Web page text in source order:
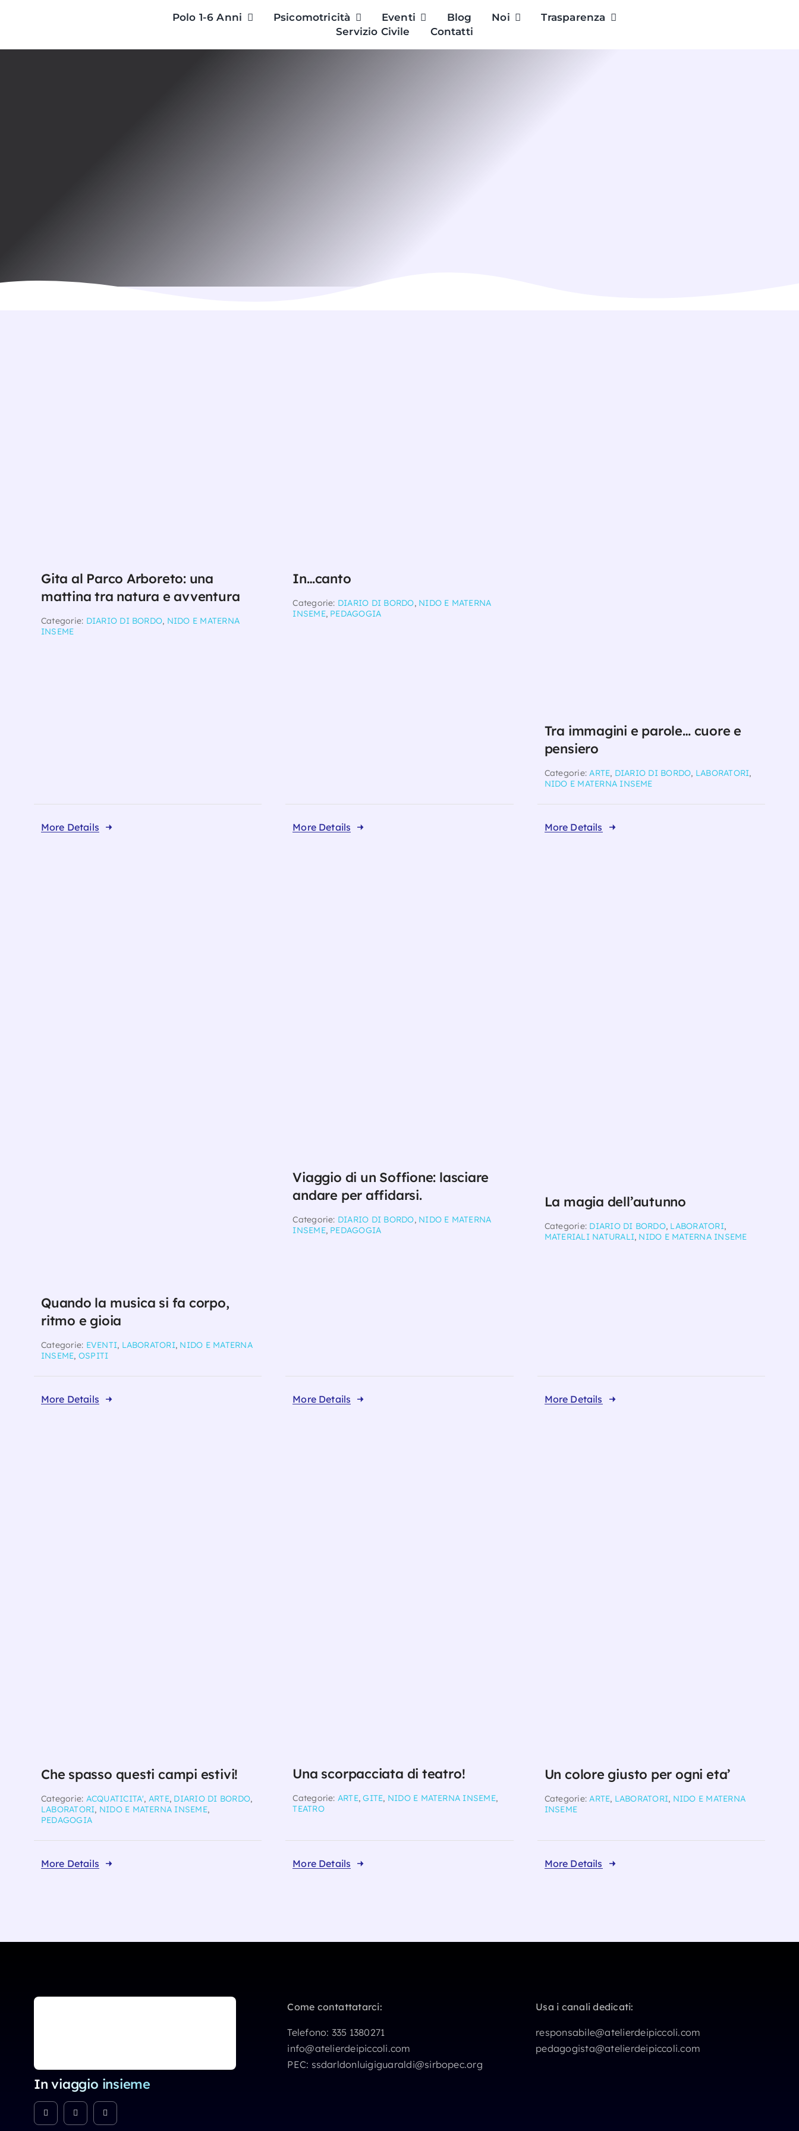
Polo 1-6 Anni Psicomotricità Eventi Blog Noi
Trasparenza
Servizio Civile
Contatti
Gita al Parco Arboreto: una
mattina tra natura e avventura
Categorie: DIARIO DI BORDO, NIDO E MATERNA
INSEME
More Details
In…canto
Categorie: DIARIO DI BORDO, NIDO E MATERNA
INSEME, PEDAGOGIA
More Details
Tra immagini e parole… cuore e
pensiero
Categorie:ARTE, DIARIO DI BORDO, LABORATORI,
NIDO E MATERNA INSEME
More Details
Quando la musica si fa corpo,
ritmo e gioia
Categorie: EVENTI, LABORATORI, NIDO E MATERNA
INSEME, OSPITI
More Details
Viaggio di un Soffione: lasciare
andare per affidarsi.
Categorie: DIARIO DI BORDO, NIDO E MATERNA
INSEME, PEDAGOGIA
More Details
La magia dell’autunno
Categorie: DIARIO DI BORDO, LABORATORI,
MATERIALI NATURALI, NIDO E MATERNA INSEME
More Details
Che spasso questi campi estivi!
Categorie: ACQUATICITA', ARTE, DIARIO DI BORDO,
LABORATORI, NIDO E MATERNA INSEME,
PEDAGOGIA
More Details
Una scorpacciata di teatro!
Categorie: ARTE,GITE, NIDO E MATERNA INSEME,
TEATRO
More Details
Un colore giusto per ogni eta’
Categorie:ARTE, LABORATORI, NIDO E MATERNA
INSEME
More Details
In viaggio insieme
Come contattatarci:
Telefono: 335 1380271
info@atelierdeipiccoli.com
PEC: ssdarldonluigiguaraldi@sirbopec.org
Usa i canali dedicati:
responsabile@atelierdeipiccoli.com
pedagogista@atelierdeipiccoli.com